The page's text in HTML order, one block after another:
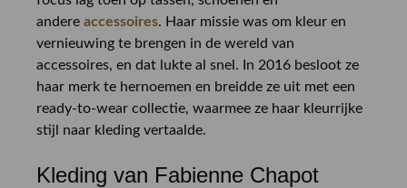
andere accessoires. Haar missie was om kleur en
vernieuwing te brengen in de wereld van
accessoires, en dat lukte al snel. In 2016 besloot ze
haar merk te hernoemen en breidde ze uit met een
ready-to-wear collectie, waarmee ze haar kleurrijke
stijl naar kleding vertaalde.
Kleding van Fabienne Chapot